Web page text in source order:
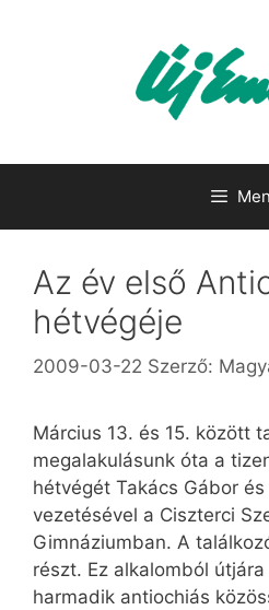
Az év első
hétvégéje
2009-03-22 Szerző:
Március 13. és 15. között
megalakulásunk óta a
hétvégét Takács Gábor és
vezetésével a Ciszterci
Gimnáziumban. A
részt. Ez alkalomból
harmadik antiochiás